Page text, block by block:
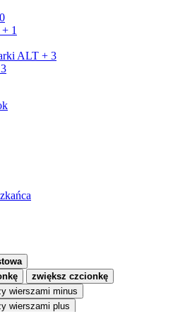
1
ALT + 3
zwiększ czcionkę
wierszami minus
wierszami plus